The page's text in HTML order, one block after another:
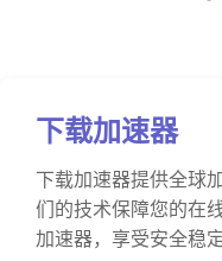
下载加速器
下载加速器提供全球
们的技术保障您的在
加速器，享受安全稳